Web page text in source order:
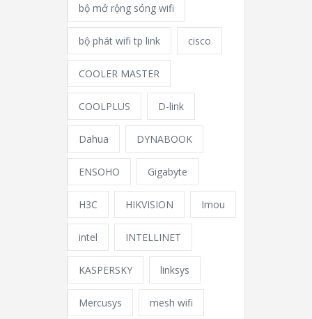
bộ mở rộng sóng wifi
bộ phát wifi tp link cisco
COOLER MASTER
COOLPLUS D-link
Dahua DYNABOOK
ENSOHO Gigabyte
H3C HIKVISION Imou
intel INTELLINET
KASPERSKY linksys
Mercusys mesh wifi